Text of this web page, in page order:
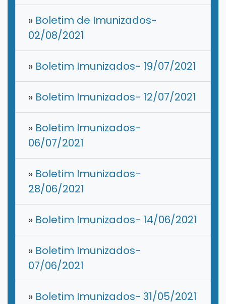
» Boletim de Imunizados-
02/08/2021
» Boletim Imunizados- 19/07/2021
» Boletim Imunizados- 12/07/2021
» Boletim Imunizados-
06/07/2021
» Boletim Imunizados-
28/06/2021
» Boletim Imunizados- 14/06/2021
» Boletim Imunizados-
07/06/2021
» Boletim Imunizados- 31/05/2021